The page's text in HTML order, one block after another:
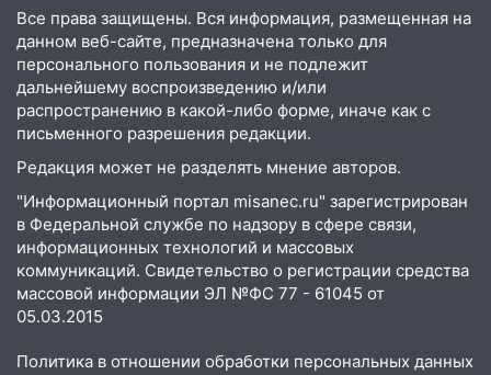
соседними Татарстаном и Саратовской
областью
09:41 Диана Шурыгина уверовала в
Бога в СИЗО
09:35 В Ульяновске директора фирмы
будут судить за неуплату налогов на 48
млн рублей
08:22 Подросток на питбайке сбил
велосипедистку: пострадали двое
07:20
Жара возвращается: ожидается
знойный и сухой четверг
06:00
Под Ульяновском при развороте
Все права защищены. Вся информация, размещенная на
данном веб-сайте, предназначена только для
персонального пользования и не подлежит
дальнейшему воспроизведению и/или
распространению в какой-либо форме, иначе как с
письменного разрешения редакции.
Редакция может не разделять мнение авторов.
"Информационный портал misanec.ru" зарегистрирован
в Федеральной службе по надзору в сфере связи,
информационных технологий и массовых
коммуникаций. Свидетельство о регистрации средства
массовой информации ЭЛ №ФС 77 - 61045 от
05.03.2015
Политика в отношении обработки персональных данных